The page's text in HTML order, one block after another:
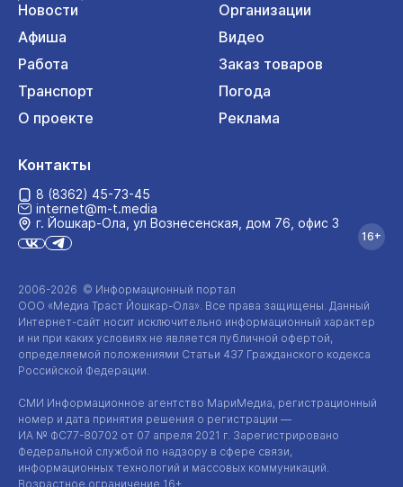
Новости
Организации
Афиша
Видео
Работа
Заказ товаров
Транспорт
Погода
О проекте
Реклама
2006-2026 © Информационный портал
ООО «Медиа Траст Йошкар-Ола». Все права защищены. Данный
Интернет-сайт носит исключительно информационный характер
и ни при каких условиях не является публичной офертой,
определяемой положениями Статьи 437 Гражданского кодекса
Российской Федерации.
СМИ Информационное агентство МариМедиа, регистрационный
номер и дата принятия решения о регистрации —
ИА № ФС77-80702 от 07 апреля 2021 г. Зарегистрировано
Федеральной службой по надзору в сфере связи,
информационных технологий и массовых коммуникаций.
Возрастное ограничение 16+.
Контакты
8 (8362) 45-73-45
internet@m-t.media
г. Йошкар‑Ола, ул Вознесенская, дом 76, офис 3
16+